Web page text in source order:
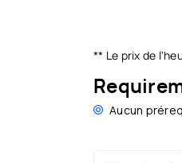
** Le prix de
Aucun